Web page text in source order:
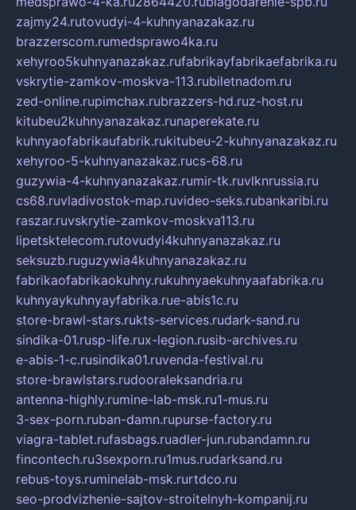
zajmy24.rutovudyi-4-kuhnyanazakaz.ru
brazzerscom.rumedsprawo4ka.ru
xehyroo5kuhnyanazakaz.rufabrikayfabrikaefabrika.ru
vskrytie-zamkov-moskva-113.rubiletnadom.ru
zed-online.rupimchax.rubrazzers-hd.ruz-host.ru
kitubeu2kuhnyanazakaz.runaperekate.ru
kuhnyaofabrikaufabrik.rukitubeu-2-kuhnyanazakaz.ru
xehyroo-5-kuhnyanazakaz.rucs-68.ru
guzywia-4-kuhnyanazakaz.rumir-tk.ruvlknrussia.ru
cs68.ruvladivostok-map.ruvideo-seks.rubankaribi.ru
raszar.ruvskrytie-zamkov-moskva113.ru
lipetsktelecom.rutovudyi4kuhnyanazakaz.ru
seksuzb.ruguzywia4kuhnyanazakaz.ru
fabrikaofabrikaokuhny.rukuhnyaekuhnyaafabrika.ru
kuhnyaykuhnyayfabrika.rue-abis1c.ru
store-brawl-stars.rukts-services.rudark-sand.ru
sindika-01.rusp-life.rux-legion.rusib-archives.ru
e-abis-1-c.rusindika01.ruvenda-festival.ru
store-brawlstars.rudooraleksandria.ru
antenna-highly.rumine-lab-msk.ru1-mus.ru
3-sex-porn.ruban-damn.rupurse-factory.ru
viagra-tablet.rufasbags.ruadler-jun.rubandamn.ru
fincontech.ru3sexporn.ru1mus.rudarksand.ru
rebus-toys.ruminelab-msk.rurtdco.ru
seo-prodvizhenie-sajtov-stroitelnyh-kompanij.ru